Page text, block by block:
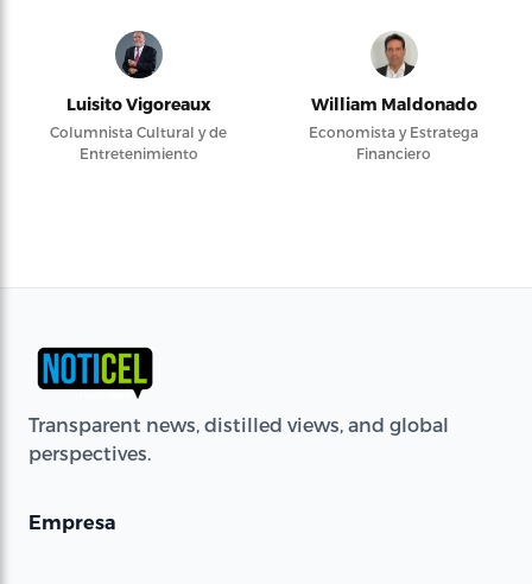
Luisito Vigoreaux
Columnista Cultural y de
Entretenimiento
William Maldonado
Economista y Estratega
Financiero
Transparent news, distilled views, and global
perspectives.
Empresa